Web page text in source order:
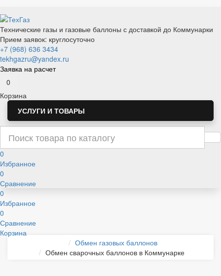
Технические газы и газовые баллоны с доставкой до Коммунарки
Прием заявок: круглосуточно
+7 (968) 636 3434
tekhgazru@yandex.ru
Заявка на расчет
0
Корзина
УСЛУГИ И ТОВАРЫ
0
Избранное
0
Сравнение
0
Избранное
0
Сравнение
Корзина
Обмен газовых баллонов
Обмен сварочных баллонов в Коммунарке